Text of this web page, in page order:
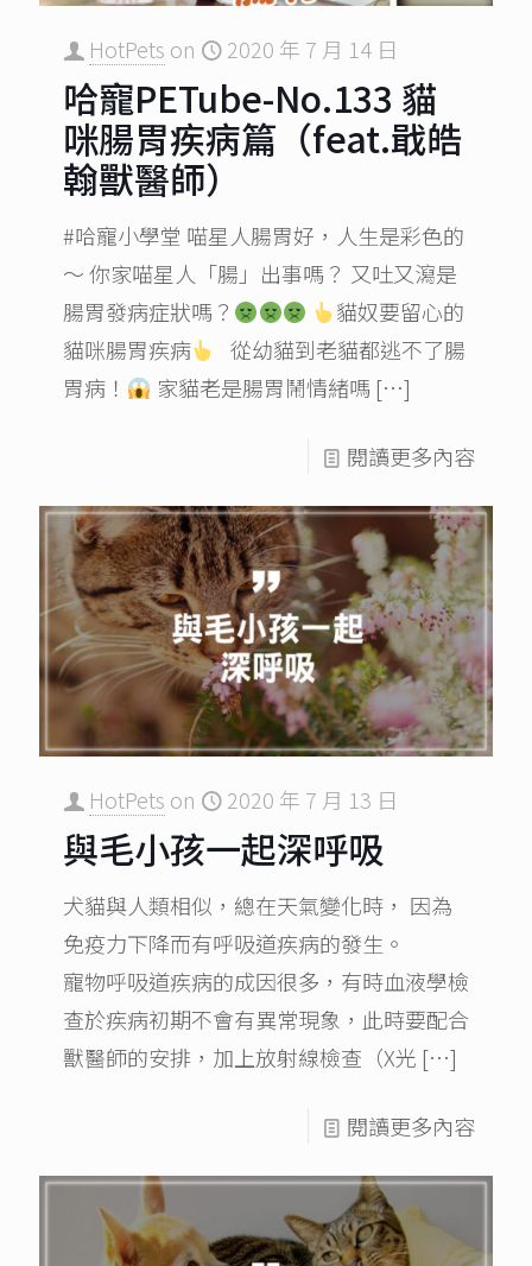
HotPets on 2020 年 7 月 14 日
哈寵PETube-No.133 貓
咪腸胃疾病篇（feat.戢皓
翰獸醫師）
#哈寵小學堂 喵星人腸胃好，人生是彩色的
～ 你家喵星人「腸」出事嗎？ 又吐又瀉是
腸胃發病症狀嗎？
貓奴要留心的
貓咪腸胃疾病
從幼貓到老貓都逃不了腸
胃病！
家貓老是腸胃鬧情緒嗎 […]
閱讀更多內容
HotPets on 2020 年 7 月 13 日
與毛小孩一起深呼吸
犬貓與人類相似，總在天氣變化時， 因為
免疫力下降而有呼吸道疾病的發生。
寵物呼吸道疾病的成因很多，有時血液學檢
查於疾病初期不會有異常現象，此時要配合
獸醫師的安排，加上放射線檢查（X光 […]
閱讀更多內容